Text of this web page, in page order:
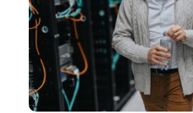
Наши консультанты
вами в ближайшее